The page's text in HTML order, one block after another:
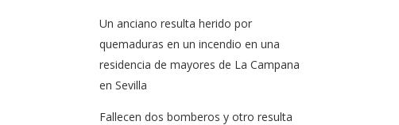
Un anciano resulta herido por
quemaduras en un incendio en una
residencia de mayores de La Campana
en Sevilla
Fallecen dos bomberos y otro resulta